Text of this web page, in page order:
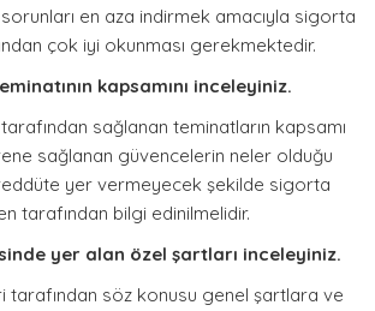
sorunları en aza indirmek amacıyla sigorta
çok iyi okunması gerekmektedir.
kapsamını inceleyiniz.
sağlanan teminatların kapsamı
sağlanan güvencelerin neler olduğu
yer vermeyecek şekilde sigorta
tarafından bilgi edinilmelidir.
yer alan özel şartları inceleyiniz.
tarafından söz konusu genel şartlara ve